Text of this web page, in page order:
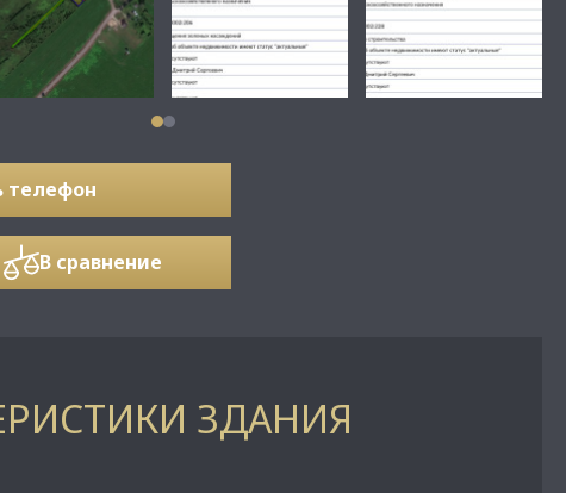
телефон
В сравнение
ЗДАНИЯ